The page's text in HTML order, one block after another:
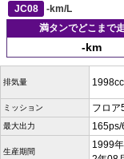
JC08
-km/L
満タンでどこまで
-km
排気量 1998cc
ミッション フロア
最大出力
生産期間
1999